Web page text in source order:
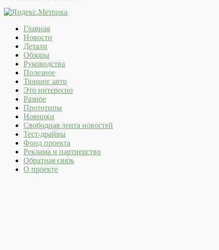
Главная
Новости
Детали
Обзоры
Руководства
Полезное
Тюнинг авто
Это интересно
Разное
Прототипы
Новинки
Свободная лента новостей
Тест-драйвы
Фонд проекта
Реклама и партнерство
Обратная связь
О проекте